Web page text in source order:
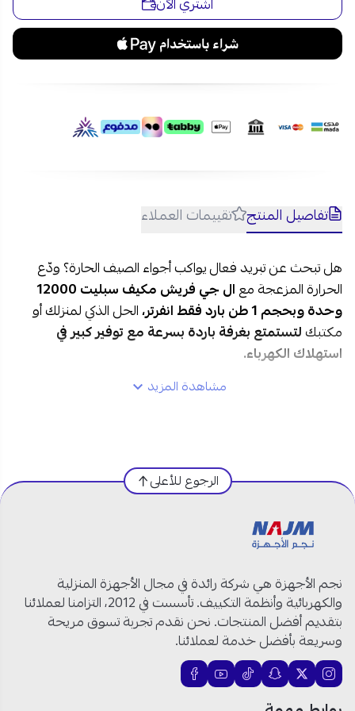
تفاصيل المنتج تقييمات العملاء
هل تبحث عن تبريد فعال يواكب أجواء الصيف الحارة؟ ودّع
الحرارة المزعجة مع
ال جي فريش مكيف سبليت 12000
وحدة وبحجم 1 طن بارد فقط انفرتر،
الحل الذكي لمنزلك أو
مكتبكلتستمتع بغرفة باردة بسرعة مع توفير كبير في
استهلاك الكهرباء.
العلامة التجارية:ال جي
رقم الموديل:NF122C0
السعة:
الحجم:
التبريد:
بارد فقط
التقنية:انفرتر لتوفير الطاقة
تنظيف ذاتي للحفاظ على الهواء صحيًا
اتصال واي فاي للتحكم الذكي
تشغيل هادئ وضوضاء منخفضة
توزيع الهواء بأربع اتجاهات لتغطية كاملة
مشاهدة المزيد
الرجوع للأعلى
نجم الأجهزة هي شركة رائدة في مجال الأجهزة المنزلية
والكهربائية وأنظمة التكييف. تأسست في 2012، التزامنا لعملائنا
بتقديم أفضل المنتجات. نحن نقدم تجربة تسوق مريحة
وسريعة بأفضل خدمة لعملائنا.